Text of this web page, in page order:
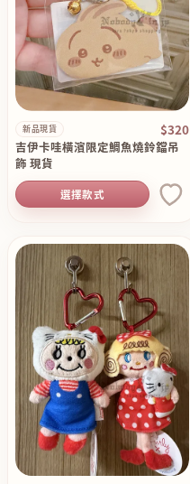
新品現貨 $320
吉伊卡哇橫濱限定鯛魚燒鈴鐺吊
飾 現貨
選擇款式